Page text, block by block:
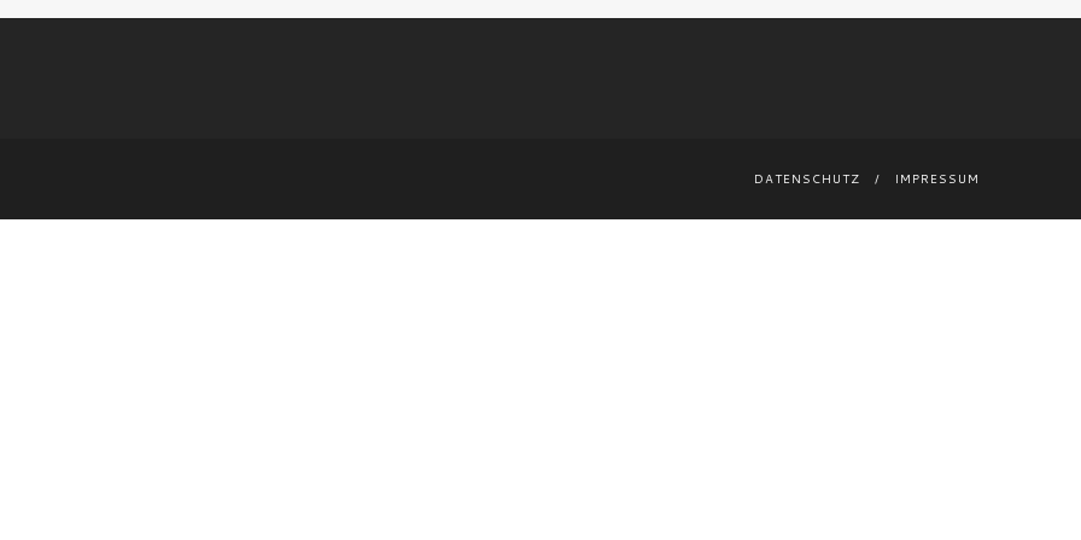
DATENSCHUTZ IMPRESSUM